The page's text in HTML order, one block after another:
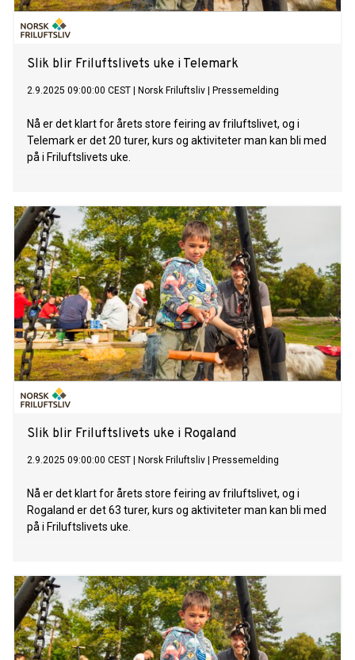
Slik blir Friluftslivets uke i Telemark
2.9.2025 09:00:00 CEST Norsk Friluftsliv Pressemelding
Nå er det klart for årets store feiring av friluftslivet, og i
Telemark er det 20 turer, kurs og aktiviteter man kan bli med
på i Friluftslivets uke.
Slik blir Friluftslivets uke i Rogaland
2.9.2025 09:00:00 CEST Norsk Friluftsliv Pressemelding
Nå er det klart for årets store feiring av friluftslivet, og i
Rogaland er det 63 turer, kurs og aktiviteter man kan bli med
på i Friluftslivets uke.